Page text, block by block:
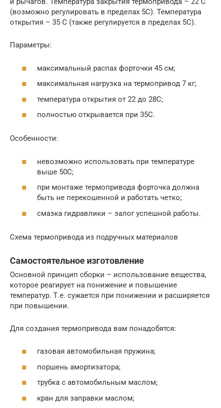
(возможно регулировать в пределах 5С). Температура
открытия – 35 С (также регулируется в пределах 5С).
Параметры:
максимальный распах форточки 45 см;
максимальная нагрузка на термопривод 7 кг;
температура открытия от 22 до 28С;
полностью открывается при 35С.
Особенности:
невозможно использовать при температуре
выше 50С;
при монтаже термопривода форточка должна
быть не перекошенной и работать четко;
смазка гидравлики – залог успешной работы.
Схема термопривода из подручных материалов
Самостоятельное изготовление
Основной принцип сборки – использование вещества,
которое реагирует на понижение и повышение
температур. Т.е. сужается при понижении и расширяется
при повышении.
Для создания термопривода вам понадобятся:
газовая автомобильная пружина;
поршень амортизатора;
трубка с автомобильным маслом;
кран для заправки маслом;